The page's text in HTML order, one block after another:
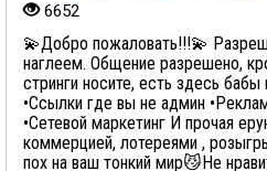
6652
💫Добро пожаловать!!!💫
наглеем. Общение разрешено,
стринги носите, есть здесь
•Ссылки где вы не админ
•Сетевой маркетинг И прочая
коммерцией, лотереями ,
пох на ваш тонкий мир😼Не